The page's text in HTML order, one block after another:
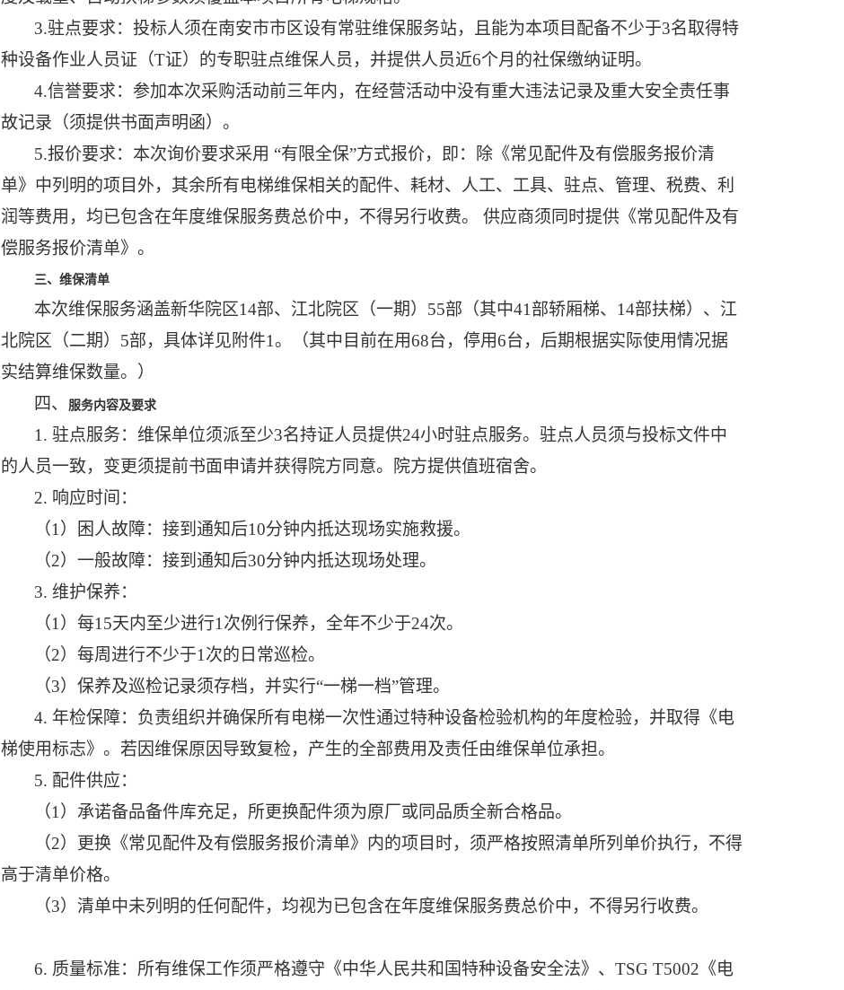
3.驻点要求：投标人须在南安市市区设有常驻维保服务站，且能为本项目配备不少于3名取得特
种设备作业人员证（T证）的专职驻点维保人员，并提供人员近6个月的社保缴纳证明。
4.信誉要求：参加本次采购活动前三年内，在经营活动中没有重大违法记录及重大安全责任事
故记录（须提供书面声明函）。
5.报价要求：本次询价要求采用 “有限全保”方式报价，即：除《常见配件及有偿服务报价清
单》中列明的项目外，其余所有电梯维保相关的配件、耗材、人工、工具、驻点、管理、税费、利
润等费用，均已包含在年度维保服务费总价中，不得另行收费。 供应商须同时提供《常见配件及有
偿服务报价清单》。
三、维保清单
本次维保服务涵盖新华院区14部、江北院区（一期）55部（其中41部轿厢梯、14部扶梯）、江
北院区（二期）5部，具体详见附件1。（其中目前在用68台，停用6台，后期根据实际使用情况据
实结算维保数量。）
四、
服务内容及要求
1. 驻点服务：维保单位须派至少3名持证人员提供24小时驻点服务。驻点人员须与投标文件中
的人员一致，变更须提前书面申请并获得院方同意。院方提供值班宿舍。
2. 响应时间：
（1 ） 困人故障：接到通知后10分钟内抵达现场实施救援。
（2） 一般故障：接到通知后30分钟内抵达现场处理。
3. 维护保养：
（1 ） 每15天内至少进行1次例行保养，全年不少于24次。
（2） 每周进行不少于1次的日常巡检。
（3） 保养及巡检记录须存档，并实行“一梯一档”管理。
4. 年检保障：负责组织并确保所有电梯一次性通过特种设备检验机构的年度检验，并取得《电
梯使用标志》。若因维保原因导致复检，产生的全部费用及责任由维保单位承担。
5. 配件供应：
（1 ） 承诺备品备件库充足，所更换配件须为原厂或同品质全新合格品。
（2）
更换《常见配件及有偿服务报价清单》内的项目时，须严格按照清单所列单价执行，不得
高于清单价格。
（3） 清单中未列明的任何配件，均视为已包含在年度维保服务费总价中，不得另行收费。
6. 质量标准：所有维保工作须严格遵守《中华人民共和国特种设备安全法》、 TSG T5002《电